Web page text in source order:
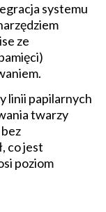
systemu
ze
linii papilarnych
twarzy
co jest
poziom